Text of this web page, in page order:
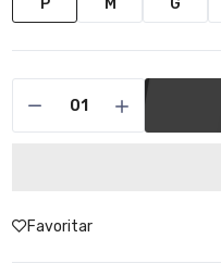
P M G
Favoritar